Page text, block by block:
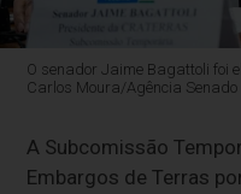
O senador Jaime Bagattoli foi
Carlos Moura/Agência Senado
A Subcomissão
Embargos de Terras